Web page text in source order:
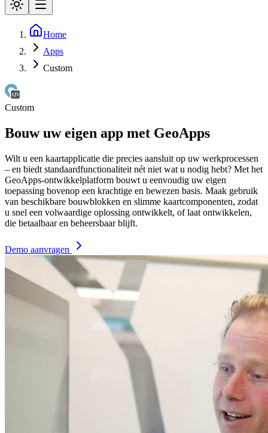
Home
Apps
Custom
Custom
Bouw uw eigen app met GeoApps
Wilt u een kaartapplicatie die precies aansluit op uw werkprocessen
– en biedt standaardfunctionaliteit nét niet wat u nodig hebt? Met het
GeoApps-ontwikkelplatform bouwt u eenvoudig uw eigen
toepassing bovenop een krachtige en bewezen basis. Maak gebruik
van beschikbare bouwblokken en slimme kaartcomponenten, zodat
u snel een volwaardige oplossing ontwikkelt, of laat ontwikkelen,
die betaalbaar en beheersbaar blijft.
Demo aanvragen